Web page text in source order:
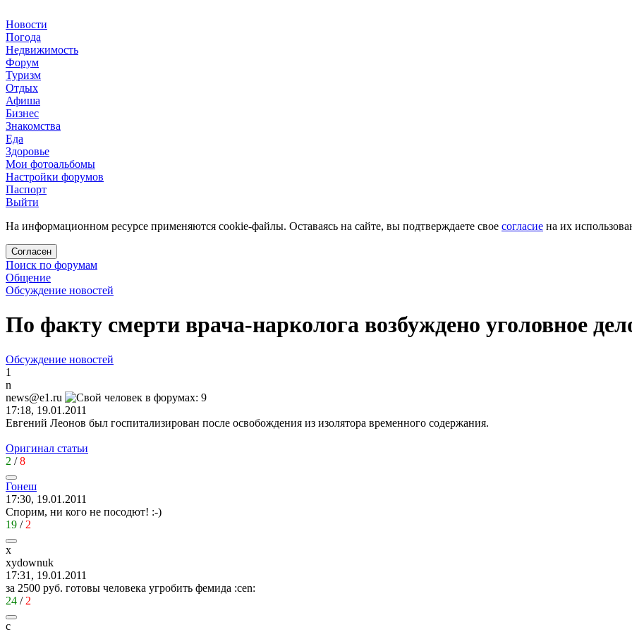
Новости
Погода
Недвижимость
Форум
Туризм
Отдых
Афиша
Бизнес
Знакомства
Еда
Здоровье
Мои фотоальбомы
Настройки форумов
Паспорт
Выйти
На информационном ресурсе применяются cookie-файлы. Оставаясь на сайте, вы подтверждаете свое согласие на их
Согласен
Поиск по форумам
Общение
Обсуждение новостей
По факту смерти врача-нарколога возбуждено уголовное
Обсуждение новостей
1
n
news@e1.ru
17:18, 19.01.2011
Евгений Леонов был госпитализирован после освобождения из изолятора временного содержания.
Оригинал статьи
2 /8
Гонеш
17:30, 19.01.2011
Спорим, ни кого не посодют! :-)
19 / 2
x
xydownuk
17:31, 19.01.2011
за 2500 руб. готовы человека угробить фемида :cen:
24 / 2
с